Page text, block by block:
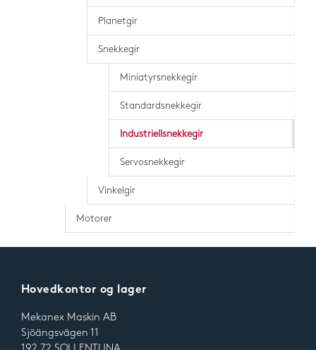
Planetgir
Snekkegir
Miniatyrsnekkegir
Standardsnekkegir
Industriellsnekkegir
Servosnekkegir
Vinkelgir
Motorer
Hovedkontor og lager
Mekanex Maskin AB
Sjöängsvägen 11